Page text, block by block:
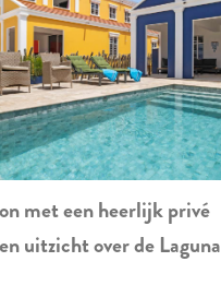
met een heerlijk privé
uitzicht over de Laguna